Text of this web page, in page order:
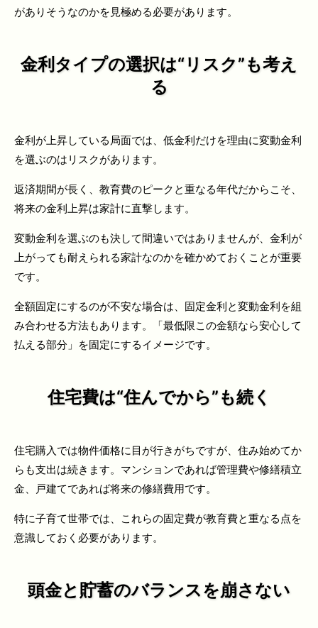
がありそうなのかを見極める必要があります。
金利タイプの選択は“リスク”も考え
る
金利が上昇している局面では、低金利だけを理由に変動金利
を選ぶのはリスクがあります。
返済期間が長く、教育費のピークと重なる年代だからこそ、
将来の金利上昇は家計に直撃します。
変動金利を選ぶのも決して間違いではありませんが、金利が
上がっても耐えられる家計なのかを確かめておくことが重要
です。
全額固定にするのが不安な場合は、固定金利と変動金利を組
み合わせる方法もあります。「最低限この金額なら安心して
払える部分」を固定にするイメージです。
住宅費は“住んでから”も続く
住宅購入では物件価格に目が行きがちですが、住み始めてか
らも支出は続きます。マンションであれば管理費や修繕積立
金、戸建てであれば将来の修繕費用です。
特に子育て世帯では、これらの固定費が教育費と重なる点を
意識しておく必要があります。
頭金と貯蓄のバランスを崩さない